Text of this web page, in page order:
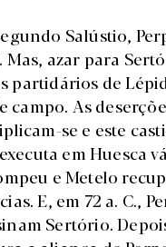
Salústio,
Mas, azar para
partidários de
campo. As
se e este
em Huesca
e Metelo
E, em 72 a. C.,
Sertório.